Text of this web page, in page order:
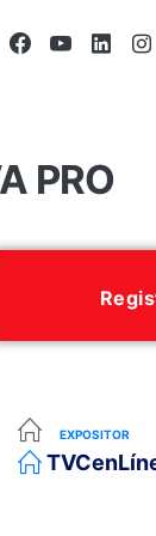
PRO
EXPOSITOR